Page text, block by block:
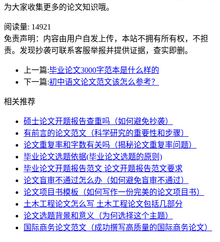
为大家收集更多的论文知识哦。
阅读量: 14921
免责声明：内容由用户自发上传，本站不拥有所有权，不担
责。发现抄袭可联系客服举报并提供证据，查实即删。
上一篇:毕业论文3000字范本是什么样的
下一篇:初中语文论文范文该怎么参考？
相关推荐
硕士论文开题报告查重吗（如何避免抄袭）
有前言的论文范文（科学研究的重要性和步骤）
论文重复率和字数有关吗（揭秘论文重复率问题）
毕业论文选题依据(毕业论文选题的原则)
毕业论文开题报告范文 论文开题报告范文要求
论文盲审不通过怎么办（如何避免盲审不通过）
论文项目书模板（如何写作一份完美的论文项目书）
土木工程论文怎么写 土木工程论文包括几部分
论文选题背景和意义（为何选择这个主题）
国际商务论文范文（成功撰写高质量的国际商务论文）